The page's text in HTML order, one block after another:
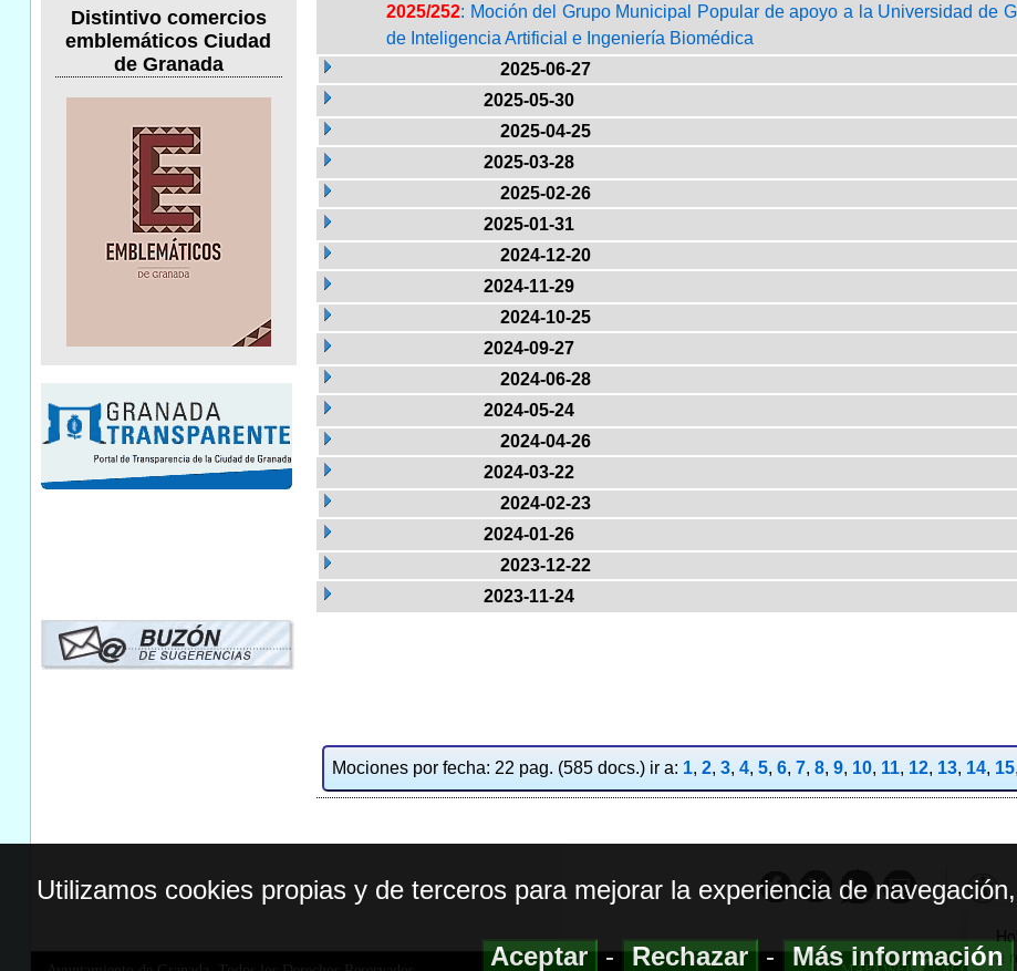
Distintivo comercios
emblemáticos Ciudad
de Granada
2025/252: Moción del Grupo Municipal Popular de apoyo a la Universidad de
de Inteligencia Artificial e Ingeniería Biomédica
2025-06-27
2025-05-30
2025-04-25
2025-03-28
2025-02-26
2025-01-31
2024-12-20
2024-11-29
2024-10-25
2024-09-27
2024-06-28
2024-05-24
2024-04-26
2024-03-22
2024-02-23
2024-01-26
2023-12-22
2023-11-24
Mociones por fecha: 22 pag. (585 docs.) ir a: 1, 2, 3, 4, 5, 6, 7, 8, 9, 10, 11, 12, 13, 14, 15,
Utilizamos cookies propias y de terceros para mejorar la experiencia de
Aceptar-Rechazar-Más información